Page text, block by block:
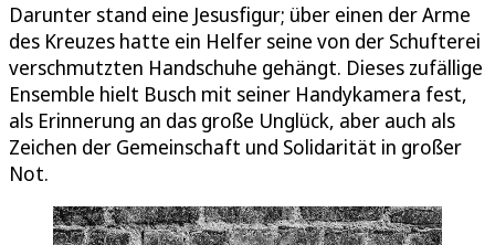
Darunter stand eine Jesusfigur; über einen der Arme
des Kreuzes hatte ein Helfer seine von der Schufterei
verschmutzten Handschuhe gehängt. Dieses zufällige
Ensemble hielt Busch mit seiner Handykamera fest,
als Erinnerung an das große Unglück, aber auch als
Zeichen der Gemeinschaft und Solidarität in großer
Not.